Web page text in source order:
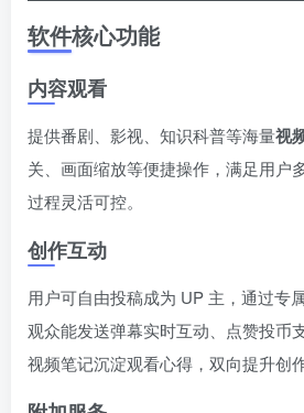
软件核心功能
内容观看
提供番剧、影视、知识科普等海量视
关、画面缩放等便捷操作，满足用户
过程灵活可控。
创作互动
用户可自由投稿成为 UP 主，通过专
观众能发送弹幕实时互动、点赞投币
视频笔记沉淀观看心得，双向提升创